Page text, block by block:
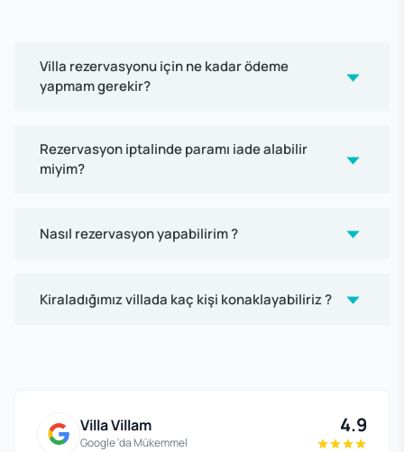
Villa rezervasyonu için ne kadar ödeme
yapmam gerekir?
Rezervasyon iptalinde paramı iade alabilir
miyim?
Nasıl rezervasyon yapabilirim ?
Kiraladığımız villada kaç kişi konaklayabiliriz ?
Villa Villam
Google 'da Mükemmel
4.9